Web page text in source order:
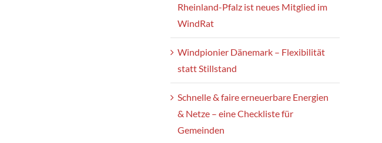
Rheinland-Pfalz ist neues Mitglied im
WindRat
Windpionier Dänemark – Flexibilität
statt Stillstand
Schnelle & faire erneuerbare Energien
& Netze – eine Checkliste für
Gemeinden